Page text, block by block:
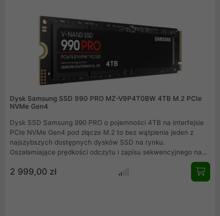
Dysk Samsung SSD 990 PRO MZ-V9P4T0BW 4TB M.2 PCIe
NVMe Gen4
Dysk SSD Samsung 990 PRO o pojemności 4TB na interfejsie
PCIe NVMe Gen4 pod złącze M.2 to bez wątpienia jeden z
najszybszych dostępnych dysków SSD na rynku.
Oszałamiające prędkości odczytu i zapisu sekwencyjnego na
bezkompromisową i najwyższą wydajność zarówno podczas
2 999,00 zł